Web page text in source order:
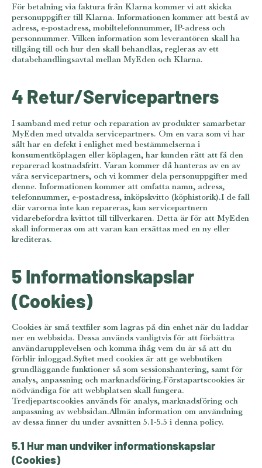
För betalning via faktura från Klarna kommer vi att skicka
personuppgifter till Klarna. Informationen kommer att bestå av
adress, e-postadress, mobiltelefonnummer, IP-adress och
personnummer. Vilken information som leverantören skall ha
tillgång till och hur den skall behandlas, regleras av ett
databehandlingsavtal mellan MyEden och Klarna.
4 Retur/Servicepartners
I samband med retur och reparation av produkter samarbetar
MyEden med utvalda servicepartners. Om en vara som vi har
sålt har en defekt i enlighet med bestämmelserna i
konsumentköplagen eller köplagen, har kunden rätt att få den
reparerad kostnadsfritt. Varan kommer då hanteras av en av
våra servicepartners, och vi kommer dela personuppgifter med
denne. Informationen kommer att omfatta namn, adress,
telefonnummer, e-postadress, inköpskvitto (köphistorik).I de fall
där varorna inte kan repareras, kan servicepartnern
vidarebefordra kvittot till tillverkaren. Detta är för att MyEden
skall informeras om att varan kan ersättas med en ny eller
krediteras.
5 Informationskapslar
(Cookies)
Cookies är små textfiler som lagras på din enhet när du laddar
ner en webbsida. Dessa används vanligtvis för att förbättra
användarupplevelsen och komma ihåg vem du är så att du
förblir inloggad.Syftet med cookies är att ge webbutiken
grundläggande funktioner så som sessionshantering, samt för
analys, anpassning och marknadsföring.Förstapartscookies är
nödvändiga för att webbplatsen skall fungera.
Tredjepartscookies används för analys, marknadsföring och
anpassning av webbsidan.Allmän information om användning
av dessa finner du under avsnitten 5.1-5.5 i denna policy.
5.1 Hur man undviker informationskapslar
(Cookies)